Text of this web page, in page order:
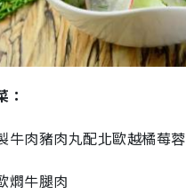
：
牛肉豬肉丸配北歐越橘莓蓉
燜牛腿肉